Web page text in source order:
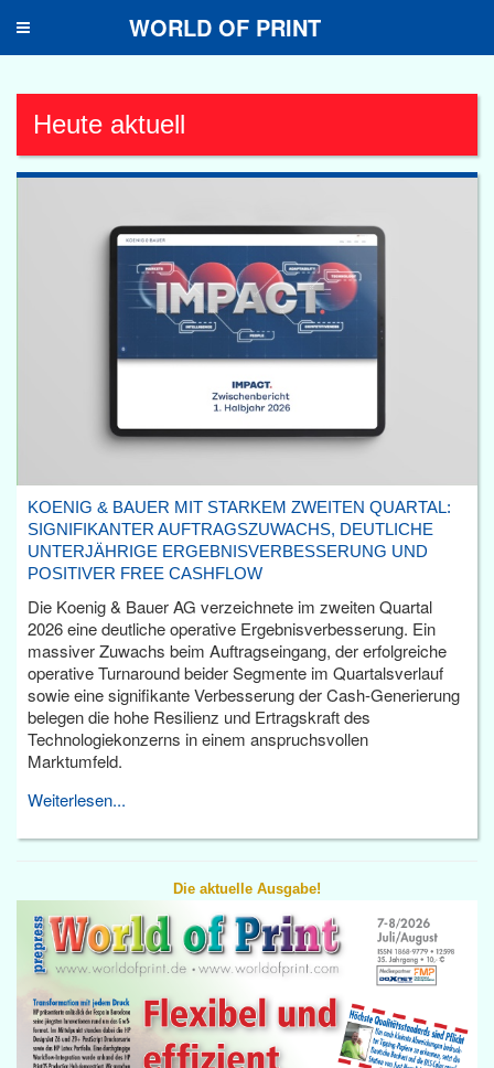
Toggle
WORLD OF PRINT
Heute aktuell
KOENIG & BAUER MIT STARKEM ZWEITEN QUARTAL:
SIGNIFIKANTER AUFTRAGSZUWACHS, DEUTLICHE
UNTERJÄHRIGE ERGEBNISVERBESSERUNG UND
POSITIVER FREE CASHFLOW
Die Koenig & Bauer AG verzeichnete im zweiten Quartal
2026 eine deutliche operative Ergebnisverbesserung. Ein
massiver Zuwachs beim Auftragseingang, der erfolgreiche
operative Turnaround beider Segmente im Quartalsverlauf
sowie eine signifikante Verbesserung der Cash-Generierung
belegen die hohe Resilienz und Ertragskraft des
Technologiekonzerns in einem anspruchsvollen
Marktumfeld.
Weiterlesen...
Die aktuelle Ausgabe!